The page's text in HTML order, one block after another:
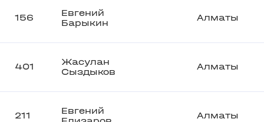
156
Евгений
Барыкин
Алматы
401
Жасулан
Сыздыков
Алматы
211
Евгений
Алматы